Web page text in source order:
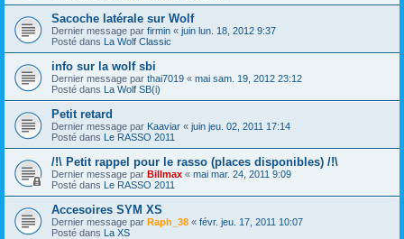
Sacoche latérale sur Wolf
Dernier message par firmin « juin lun. 18, 2012 9:37
Posté dans La Wolf Classic
info sur la wolf sbi
Dernier message par thai7019 « mai sam. 19, 2012 23:12
Posté dans La Wolf SB(i)
Petit retard
Dernier message par Kaaviar « juin jeu. 02, 2011 17:14
Posté dans Le RASSO 2011
/!\ Petit rappel pour le rasso (places disponibles) /!\
Dernier message par Billmax « mai mar. 24, 2011 9:09
Posté dans Le RASSO 2011
Accesoires SYM XS
Dernier message par Raph_38 « févr. jeu. 17, 2011 10:07
Posté dans La XS